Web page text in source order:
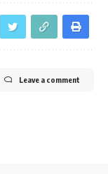
Leave a comment